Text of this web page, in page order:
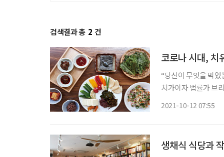
검색결과 총 2 건
코로나 시대, 치
“당신이 무엇을 먹었는
치가이자 법률가 브
2021-10-12 07:55
생채식 식당과